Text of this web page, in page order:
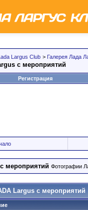
Largus Club > Галерея Лада
с мероприятий
Регистрация
мероприятий Фотографии
Largus с мероприятий